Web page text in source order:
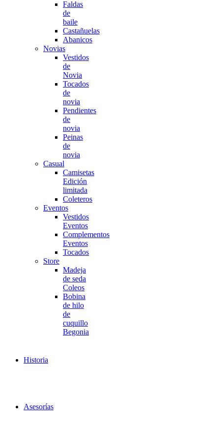
Faldas
de
baile
Castañuelas
Abanicos
Novias
Vestidos
de
Novia
Tocados
de
novia
Pendientes
de
novia
Peinas
de
novia
Casual
Camisetas
Edición
limitada
Coleteros
Eventos
Vestidos
Eventos
Complementos
Eventos
Tocados
Store
Madeja
de seda
Coleos
Bobina
de hilo
de
cuquillo
Begonia
Historia
Asesorías